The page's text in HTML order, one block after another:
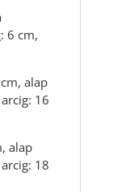
6 cm,
alap
16
alap
18